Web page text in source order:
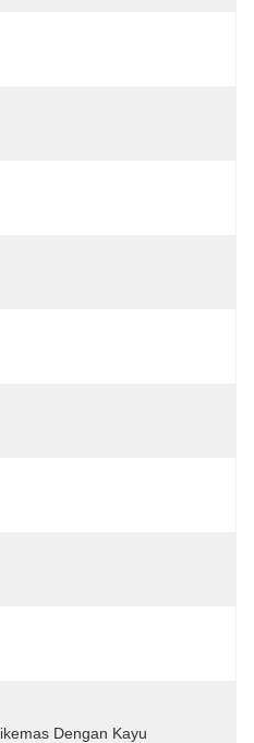
Dengan Kayu